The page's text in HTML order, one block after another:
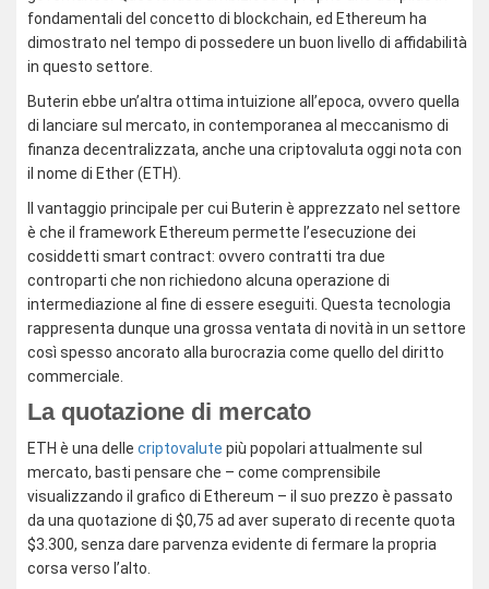
fondamentali del concetto di blockchain, ed Ethereum ha
dimostrato nel tempo di possedere un buon livello di affidabilità
in questo settore.
Buterin ebbe un’altra ottima intuizione all’epoca, ovvero quella
di lanciare sul mercato, in contemporanea al meccanismo di
finanza decentralizzata, anche una criptovaluta oggi nota con
il nome di Ether (ETH).
Il vantaggio principale per cui Buterin è apprezzato nel settore
è che il framework Ethereum permette l’esecuzione dei
cosiddetti smart contract: ovvero contratti tra due
controparti che non richiedono alcuna operazione di
intermediazione al fine di essere eseguiti. Questa tecnologia
rappresenta dunque una grossa ventata di novità in un settore
così spesso ancorato alla burocrazia come quello del diritto
commerciale.
La quotazione di mercato
ETH è una delle criptovalute più popolari attualmente sul
mercato, basti pensare che – come comprensibile
visualizzando il grafico di Ethereum – il suo prezzo è passato
da una quotazione di $0,75 ad aver superato di recente quota
$3.300, senza dare parvenza evidente di fermare la propria
corsa verso l’alto.